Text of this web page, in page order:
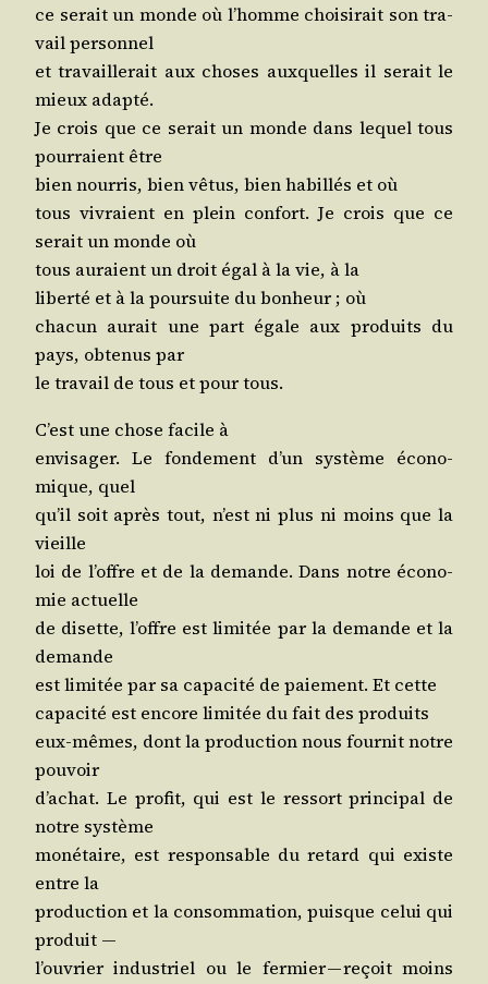
ce serait un monde où l’homme choi­si­rait son tra­
vail personnel
et tra­vaille­rait aux choses aux­quelles il serait le
mieux adapté.
Je crois que ce serait un monde dans lequel tous
pour­raient être
bien nour­ris, bien vêtus, bien habillés et où
tous vivraient en plein confort. Je crois que ce
serait un monde où
tous auraient un droit égal à la vie, à la
liber­té et à la pour­suite du bon­heur ; où
cha­cun aurait une part égale aux pro­duits du
pays, obte­nus par
le tra­vail de tous et pour tous.
C’est une chose facile à
envi­sa­ger. Le fon­de­ment d’un sys­tème éco­no­
mique, quel
qu’il soit après tout, n’est ni plus ni moins que la
vieille
loi de l’offre et de la demande. Dans notre éco­no­
mie actuelle
de disette, l’offre est limi­tée par la demande et la
demande
est limi­tée par sa capa­ci­té de paie­ment. Et cette
capa­ci­té est encore limi­tée du fait des produits
eux-mêmes, dont la pro­duc­tion nous four­nit notre
pouvoir
d’a­chat. Le pro­fit, qui est le res­sort prin­ci­pal de
notre système
moné­taire, est res­pon­sable du retard qui existe
entre la
pro­duc­tion et la consom­ma­tion, puisque celui qui
produit —
l’ou­vrier indus­triel ou le fer­mier — reçoit moins